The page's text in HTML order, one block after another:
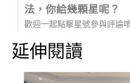
法，你給幾顆星呢？
歡迎一起點擊星號參與評論
延伸閱讀